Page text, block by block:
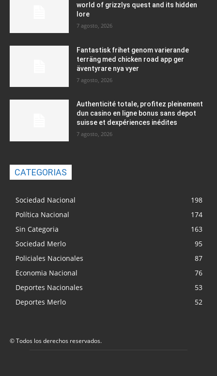
world of grizzlys quest and its hidden
lore
7 agosto, 2026
Fantastisk frihet genom varierande
terräng med chicken road app ger
äventyrare nya vyer
7 agosto, 2026
Authenticité totale, profitez pleinement
dun casino en ligne bonus sans depot
suisse et dexpériences inédites
7 agosto, 2026
CATEGORIAS
Sociedad Nacional
198
Política Nacional
174
Sin Categoria
163
Sociedad Merlo
95
Policiales Nacionales
87
Economia Nacional
76
Deportes Nacionales
53
Deportes Merlo
52
© Todos los derechos reservados.